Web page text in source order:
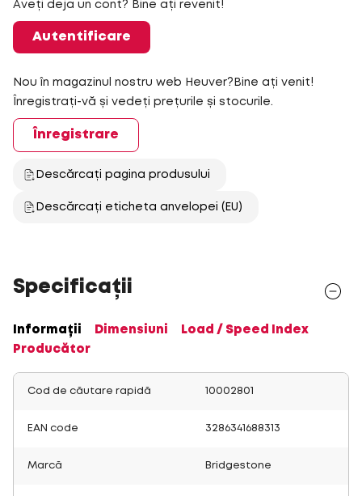
Aveți deja un cont? Bine ați revenit!
Autentificare
Nou în magazinul nostru web Heuver?Bine ați venit!
Înregistrați-vă și vedeți prețurile și stocurile.
Înregistrare
Descărcați pagina produsului
Descărcați eticheta anvelopei (EU)
Specificații
Informații Dimensiuni
Load / Speed Index
Producător
Cod de căutare rapidă 10002801
EAN code 3286341688313
Marcă Bridgestone